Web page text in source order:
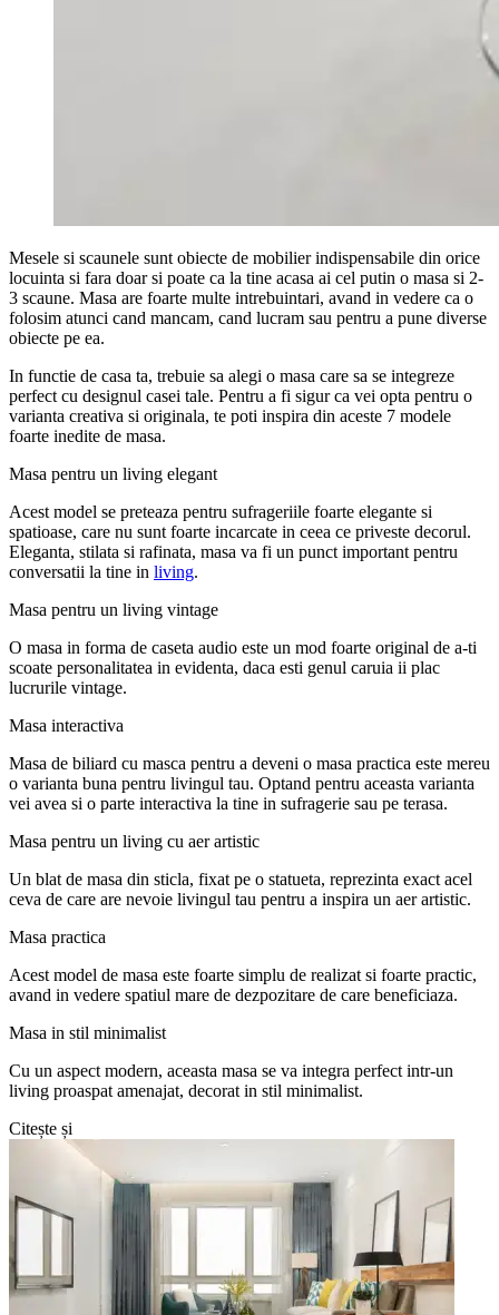
Mesele si scaunele sunt obiecte de mobilier indispensabile din orice
locuinta si fara doar si poate ca la tine acasa ai cel putin o masa si 2-
3 scaune. Masa are foarte multe intrebuintari, avand in vedere ca o
folosim atunci cand mancam, cand lucram sau pentru a pune diverse
obiecte pe ea.
In functie de casa ta, trebuie sa alegi o masa care sa se integreze
perfect cu designul casei tale. Pentru a fi sigur ca vei opta pentru o
varianta creativa si originala, te poti inspira din aceste 7 modele
foarte inedite de masa.
Masa pentru un living elegant
Acest model se preteaza pentru sufrageriile foarte elegante si
spatioase, care nu sunt foarte incarcate in ceea ce priveste decorul.
Eleganta, stilata si rafinata, masa va fi un punct important pentru
conversatii la tine in living.
Masa pentru un living vintage
O masa in forma de caseta audio este un mod foarte original de a-ti
scoate personalitatea in evidenta, daca esti genul caruia ii plac
lucrurile vintage.
Masa interactiva
Masa de biliard cu masca pentru a deveni o masa practica este mereu
o varianta buna pentru livingul tau. Optand pentru aceasta varianta
vei avea si o parte interactiva la tine in sufragerie sau pe terasa.
Masa pentru un living cu aer artistic
Un blat de masa din sticla, fixat pe o statueta, reprezinta exact acel
ceva de care are nevoie livingul tau pentru a inspira un aer artistic.
Masa practica
Acest model de masa este foarte simplu de realizat si foarte practic,
avand in vedere spatiul mare de dezpozitare de care beneficiaza.
Masa in stil minimalist
Cu un aspect modern, aceasta masa se va integra perfect intr-un
living proaspat amenajat, decorat in stil minimalist.
Citește și